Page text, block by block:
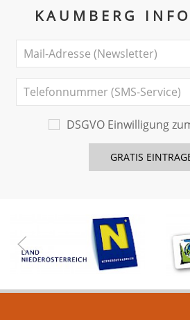
KAUMBERG
DSGVO Einwilligung